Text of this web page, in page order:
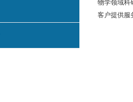
物学领域科
客户提供服